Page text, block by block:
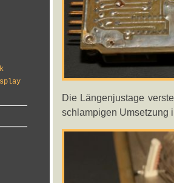
Die Längenjustage
schlampigen Umsetzung